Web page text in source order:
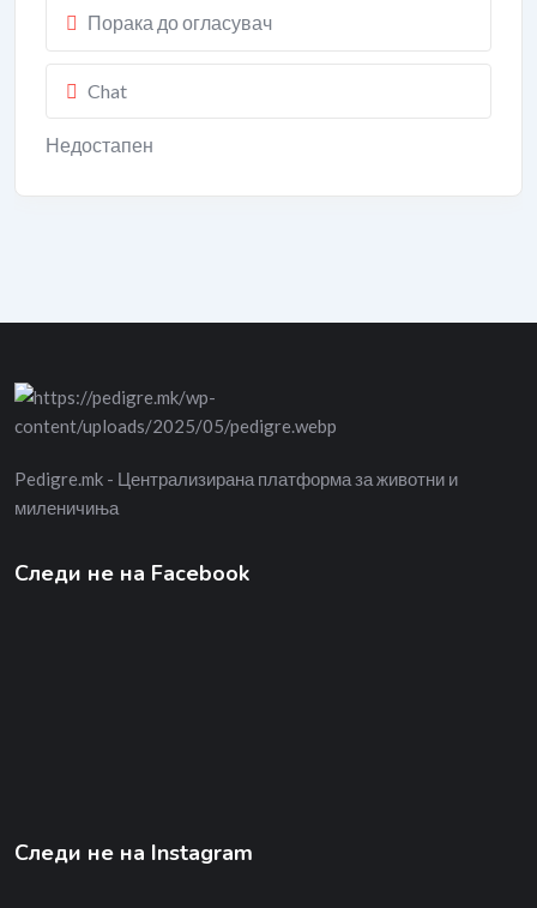
Порака до огласувач
Chat
Недостапен
Pedigre.mk - Централизирана платформа за животни и
миленичиња
Следи не на Facebook
Следи не на Instagram